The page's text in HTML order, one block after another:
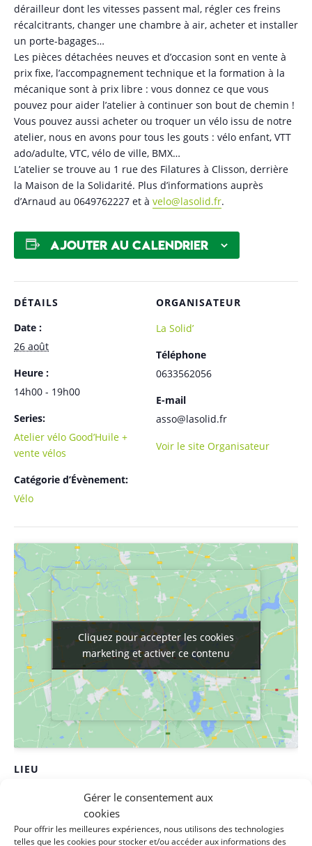
Gérer le consentement aux
cookies
Pour offrir les meilleures expériences, nous utilisons des technologies
telles que les cookies pour stocker et/ou accéder aux informations des
dérailleur dont les vitesses passent mal, régler ces freins
récalcitrants, changer une chambre à air, acheter et installer
un porte-bagages…
Les pièces détachées neuves et d’occasion sont en vente à
prix fixe, l’accompagnement technique et la formation à la
mécanique sont à prix libre : vous donnez ce que vous
pouvez pour aider l’atelier à continuer son bout de chemin !
Vous pouvez aussi acheter ou troquer un vélo issu de notre
atelier, nous en avons pour tous les gouts : vélo enfant, VTT
ado/adulte, VTC, vélo de ville, BMX…
L’atelier se trouve au 1 rue des Filatures à Clisson, derrière
la Maison de la Solidarité. Plus d’informations auprès
d’Arnaud au 0649762227 et à velo@lasolid.fr.
Ajouter au calendrier
DÉTAILS
Date :
26 août
Heure :
14h00 - 19h00
Series:
Atelier vélo Good’Huile +
vente vélos
Catégorie d’Évènement:
Vélo
ORGANISATEUR
La Solid’
Téléphone
0633562056
E-mail
asso@lasolid.fr
Voir le site Organisateur
LIEU
Maison de la solidarité
1 rue des filatures
Clisson, 44190 France + Google Map
Cliquez pour accepter les cookies
marketing et activer ce contenu
Cliquez pour accepter les cookies
marketing et activer ce contenu